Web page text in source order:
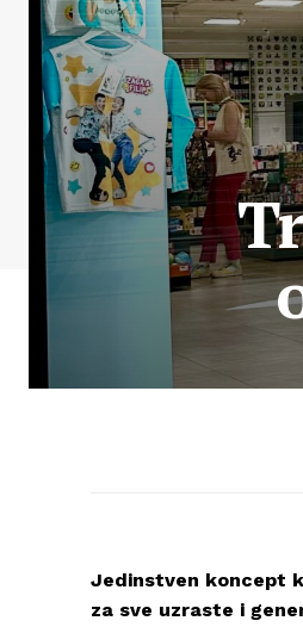
Jedinstven koncept
za sve uzraste i